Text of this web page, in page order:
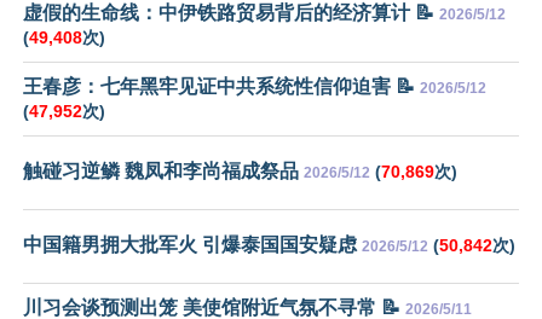
虚假的生命线：中伊铁路贸易背后的经济算计 📝 2026/5/12
(49,408次)
王春彦：七年黑牢见证中共系统性信仰迫害 📝 2026/5/12
(47,952次)
触碰习逆鳞 魏凤和李尚福成祭品 2026/5/12 (70,869次)
中国籍男拥大批军火 引爆泰国国安疑虑 2026/5/12 (50,842次)
川习会谈预测出笼 美使馆附近气氛不寻常 📝 2026/5/11